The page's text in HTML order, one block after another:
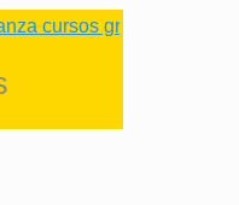
gratuitos para